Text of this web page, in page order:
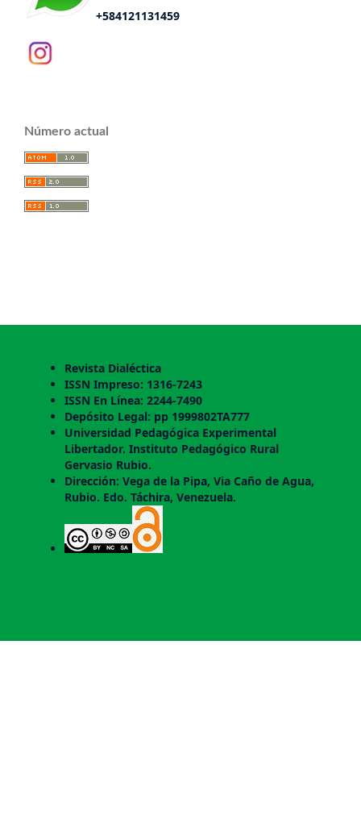
+584121131459
Número actual
Revista Dialéctica
ISSN Impreso: 1316-7243
ISSN En Línea: 2244-7490
Depósito Legal: pp 1999802TA777
Universidad Pedagógica Experimental
Libertador. Instituto Pedagógico Rural
Gervasio Rubio.
Dirección: Vega de la Pipa, Via Caño de Agua,
Rubio. Edo. Táchira, Venezuela.